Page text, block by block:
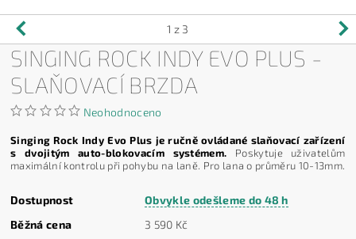
1 z 3
SINGING ROCK INDY EVO PLUS -
SLAŇOVACÍ BRZDA
Neohodnoceno
Singing Rock Indy Evo Plus je ručně ovládané slaňovací zařízení
s dvojitým auto-blokovacím systémem. Poskytuje uživatelům
maximální kontrolu při pohybu na laně. Pro lana o průměru 10-13mm.
Dostupnost
Obvykle odešleme do 48 h
Běžná cena
3 590 Kč